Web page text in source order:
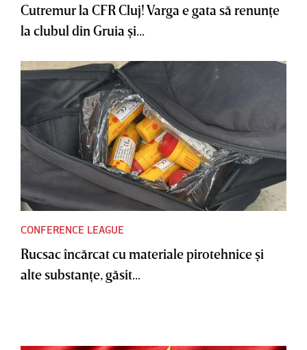
Cutremur la CFR Cluj! Varga e gata să renunţe
la clubul din Gruia şi...
CONFERENCE LEAGUE
Rucsac încărcat cu materiale pirotehnice şi
alte substanţe, găsit...